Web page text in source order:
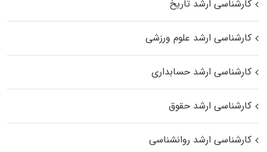
کارشناسی ارشد تاریخ
کارشناسی ارشد علوم ورزشی
کارشناسی ارشد حسابداری
کارشناسی ارشد حقوق
کارشناسی ارشد روانشناسی